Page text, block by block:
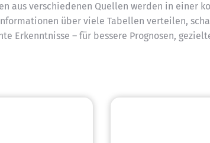
aus verschiedenen Quellen werden in einer
über viele Tabellen verteilen,
Erkenntnisse – für bessere Prognosen,